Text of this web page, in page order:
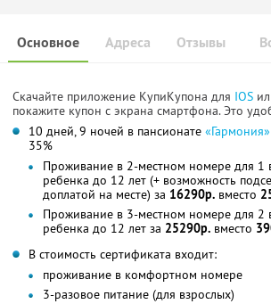
Основное Отзывы
Адреса
Скачайте приложение КупиКупона для IOS
покажите купон с экрана смартфона. Это
10 дней, 9 ночей в пансионате «Гармония»
35%
Проживание в 2-местном номере для 1
ребенка до 12 лет (+ возможность
доплатой на месте) за 16290р. вместо
Проживание в 3-местном номере для 2
ребенка до 12 лет за 25290р. вместо
В стоимость сертификата входит:
проживание в комфортном номере
3-разовое питание (для взрослых)